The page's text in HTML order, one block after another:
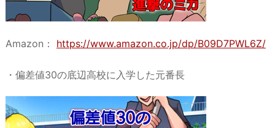
Amazon： https://www.amazon.co.jp/dp/B09D7PWL6Z/
・偏差値30の底辺高校に入学した元番長